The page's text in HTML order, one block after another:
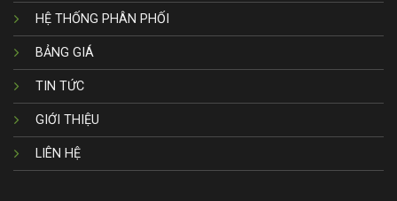
HỆ THỐNG PHÂN PHỐI
BẢNG GIÁ
TIN TỨC
GIỚI THIỆU
LIÊN HỆ